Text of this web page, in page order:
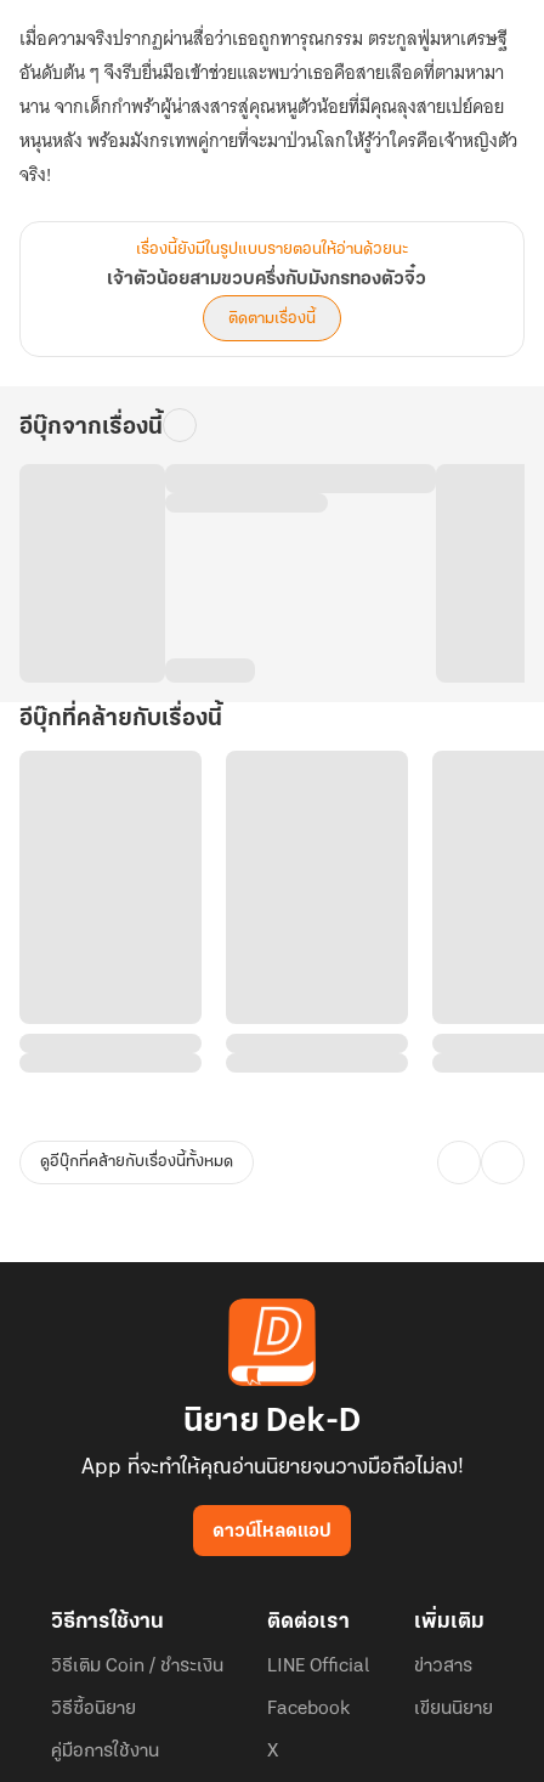
เมื่อความจริงปรากฏผ่านสื่อว่าเธอถูกทารุณกรรม ตระกูลฟู่มหาเศรษฐี
อันดับต้น ๆ จึงรีบยื่นมือเข้าช่วยและพบว่าเธอคือสายเลือดที่ตามหามา
นาน จากเด็กกำพร้าผู้น่าสงสารสู่คุณหนูตัวน้อยที่มีคุณลุงสายเปย์คอย
หนุนหลัง พร้อมมังกรเทพคู่กายที่จะมาป่วนโลกให้รู้ว่าใครคือเจ้าหญิงตัว
จริง!
เรื่องนี้ยังมีในรูปแบบรายตอนให้อ่านด้วยนะ
เจ้าตัวน้อยสามขวบครึ่งกับมังกรทองตัวจิ๋ว
ติดตามเรื่องนี้
อีบุ๊กจากเรื่องนี้
อีบุ๊กที่คล้ายกับเรื่องนี้
ดูอีบุ๊กที่คล้ายกับเรื่องนี้ทั้งหมด
นิยาย Dek-D
App ที่จะทำให้คุณอ่านนิยายจนวางมือถือไม่ลง!
ดาวน์โหลดแอป
วิธีการใช้งาน
วิธีเติม Coin / ชำระเงิน
วิธีซื้อนิยาย
คู่มือการใช้งาน
ติดต่อเรา
LINE Official
Facebook
X
เพิ่มเติม
ข่าวสาร
เขียนนิยาย